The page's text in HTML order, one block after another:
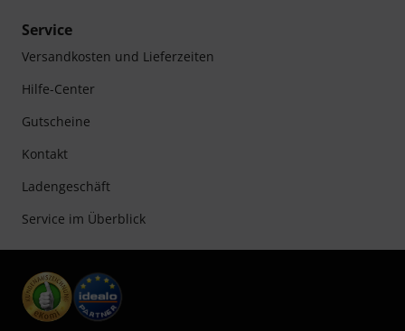
Service
Versandkosten und Lieferzeiten
Hilfe-Center
Gutscheine
Kontakt
Ladengeschäft
Service im Überblick